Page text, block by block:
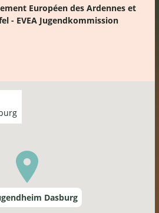
Européen des Ardennes et
- EVEA Jugendkommission
Dasburg